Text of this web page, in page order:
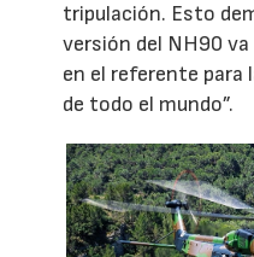
tripulación. Esto
versión del NH90
en el referente para
de todo el mundo”.